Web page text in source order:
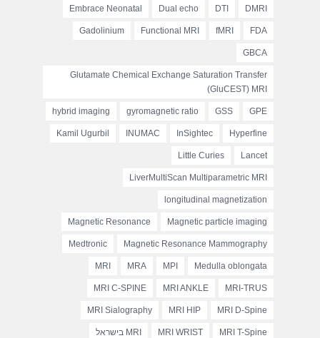
DMRI
DTI
Dual echo
Embrace Neonatal
FDA
fMRI
Functional MRI
Gadolinium
GBCA
Glutamate Chemical Exchange Saturation Transfer
(GluCEST) MRI
GPE
GSS
gyromagnetic ratio
hybrid imaging
Hyperfine
InSightec
INUMAC
Kamil Ugurbil
Lancet
Little Curies
LiverMultiScan Multiparametric MRI
longitudinal magnetization
Magnetic particle imaging
Magnetic Resonance
Magnetic Resonance Mammography
Medtronic
Medulla oblongata
MPI
MRA
MRI
MRI-TRUS
MRI ANKLE
MRI C-SPINE
MRI D-Spine
MRI HIP
MRI Sialography
MRI T-Spine
MRI WRIST MRI בישראל